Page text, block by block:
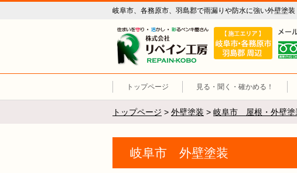
岐阜市、各務原市、羽島郡で雨漏りや防水に強い外壁塗
リペイン工房（外
施工
トップページ 見る・聞く・確かめる！
トップページ > 外壁塗装 > 岐阜市 屋根・外壁
岐阜市 外壁塗装